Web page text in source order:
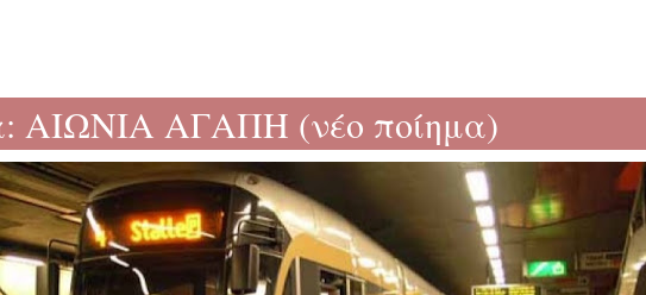
ΑΙΩΝΙΑ ΑΓΑΠΗ (νέο ποίημα)